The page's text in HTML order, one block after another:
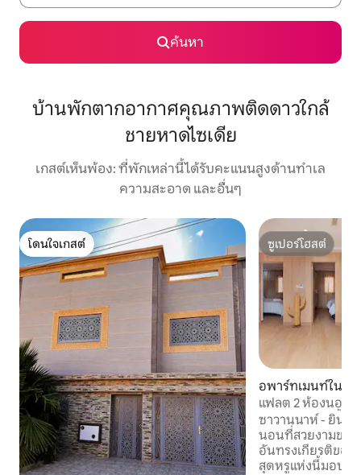
ค้นหา
บ้านพักตากอากาศคุณภาพติดดาวใกล้
ชายหาดไซเดีย
เกสต์เห็นพ้อง: ที่พักเหล่านี้ได้รับคะแนนสูงด้านทำเล
ความสะอาด และอื่นๆ
โดนใจเกสต์
โดนใจเกสต์
ซูเปอร์โฮสต์
ซูเปอร์โฮสต์
อพาร์ทเมนท์ใน
แฟลต 2 ห้องนอน
พร้อมสระว่ายน้ำ
ซาวานนาห์ - ยินดี
นอนที่สวยงามของ
อันทรงเกียรติของ
สุดหรูแห่งนี้มอบป